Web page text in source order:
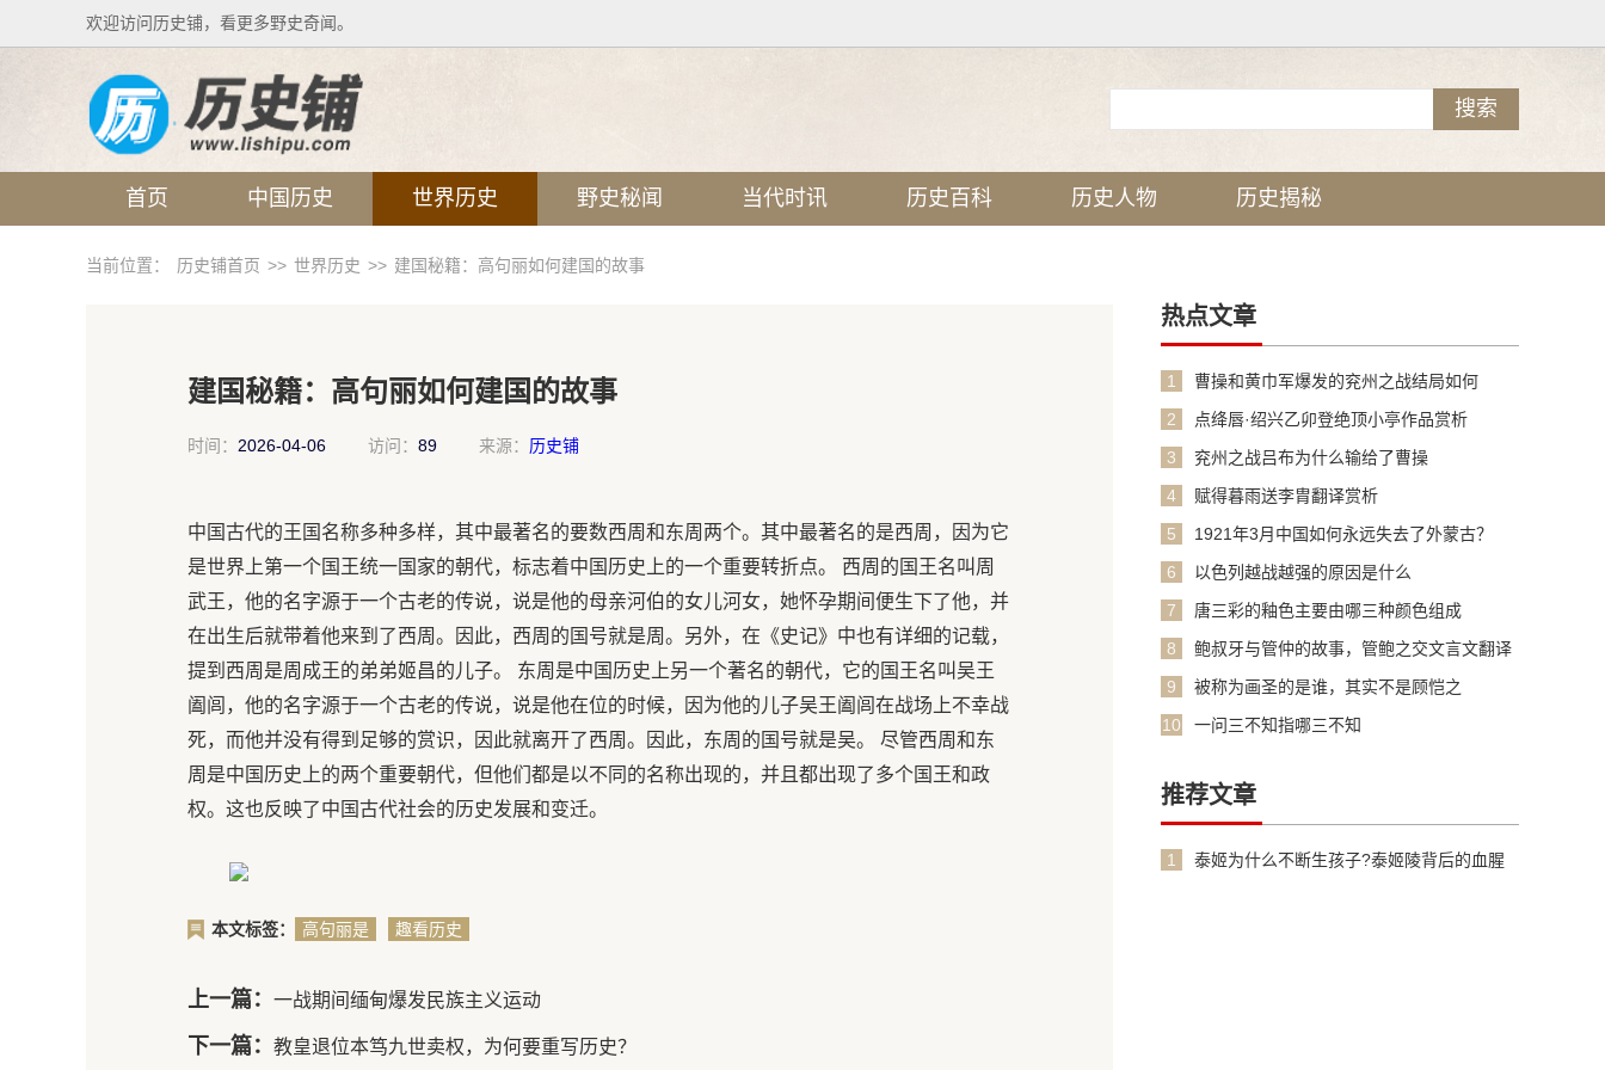
欢迎访问历史铺，看更多野史奇闻。
首页 中国历史 世界历史 野史秘闻 当代时讯 历史百科 历史人物 历史揭秘
当前位置： 历史铺首页 >> 世界历史 >> 建国秘籍：高句丽如何建国的故事
建国秘籍：高句丽如何建国的故事
时间： 2026-04-06 访问： 89 来源： 历史铺
中国古代的王国名称多种多样，其中最著名的要数西周和东周两个。其中最著名的是西周，因为它
是世界上第一个国王统一国家的朝代，标志着中国历史上的一个重要转折点。 西周的国王名叫周
武王，他的名字源于一个古老的传说，说是他的母亲河伯的女儿河女，她怀孕期间便生下了他，并
在出生后就带着他来到了西周。因此，西周的国号就是周。另外，在《史记》中也有详细的记载，
提到西周是周成王的弟弟姬昌的儿子。 东周是中国历史上另一个著名的朝代，它的国王名叫吴王
阖闾，他的名字源于一个古老的传说，说是他在位的时候，因为他的儿子吴王阖闾在战场上不幸战
死，而他并没有得到足够的赏识，因此就离开了西周。因此，东周的国号就是吴。 尽管西周和东
周是中国历史上的两个重要朝代，但他们都是以不同的名称出现的，并且都出现了多个国王和政
权。这也反映了中国古代社会的历史发展和变迁。
本文标签：
高句丽是
趣看历史
上一篇： 一战期间缅甸爆发民族主义运动
下一篇： 教皇退位本笃九世卖权，为何要重写历史？
热点文章
1
曹操和黄巾军爆发的兖州之战结局如何
2
点绛唇·绍兴乙卯登绝顶小亭作品赏析
3
兖州之战吕布为什么输给了曹操
4
赋得暮雨送李胄翻译赏析
5
1921年3月中国如何永远失去了外蒙古？
6
以色列越战越强的原因是什么
7
唐三彩的釉色主要由哪三种颜色组成
8
鲍叔牙与管仲的故事，管鲍之交文言文翻译
9
被称为画圣的是谁，其实不是顾恺之
10
一问三不知指哪三不知
推荐文章
1
泰姬为什么不断生孩子?泰姬陵背后的血腥